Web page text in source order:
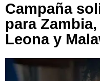
Campaña
para
Leona y